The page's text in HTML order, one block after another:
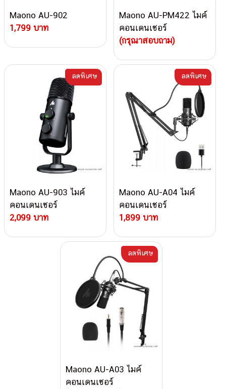
Maono AU-902
1,799 บาท
Maono AU-PM422 ไมค์
คอนเดนเซอร์
(กรุณาสอบถาม)
Maono AU-903 ไมค์
คอนเดนเซอร์
2,099 บาท
ลดพิเศษ
Maono AU-A04 ไมค์
คอนเดนเซอร์
1,899 บาท
ลดพิเศษ
Maono AU-A03 ไมค์
คอนเดนเซอร์
ลดพิเศษ